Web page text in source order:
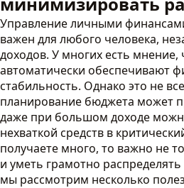
Управление личными
важен для любого человека,
доходов. У многих есть мнение,
автоматически обеспечивают
стабильность. Однако это не
планирование бюджета может
даже при большом доходе
нехваткой средств в
получаете много, то важно не
и уметь грамотно распределять
мы рассмотрим несколько